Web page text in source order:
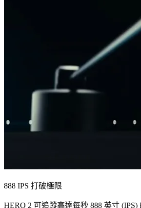
888 IPS 打破極限
HERO 2 可追蹤高達每秒 888 英寸 (IPS)